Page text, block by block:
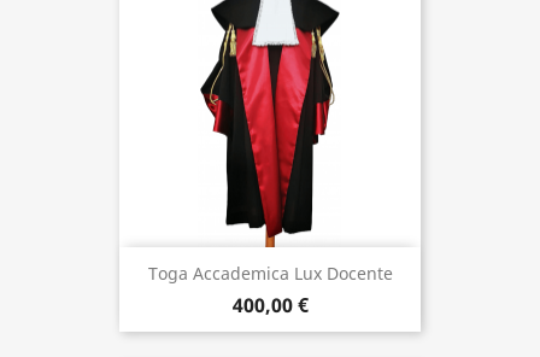
Toga Accademica Lux Docente
400,00 €